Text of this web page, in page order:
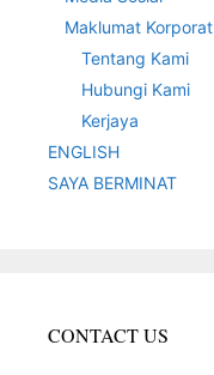
Maklumat Korporat
Tentang Kami
Hubungi Kami
Kerjaya
ENGLISH
SAYA BERMINAT
CONTACT US